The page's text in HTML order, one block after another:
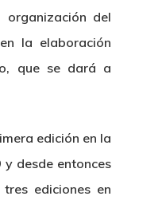
organización del
la elaboración
que se dará a
edición en la
desde entonces
ediciones en